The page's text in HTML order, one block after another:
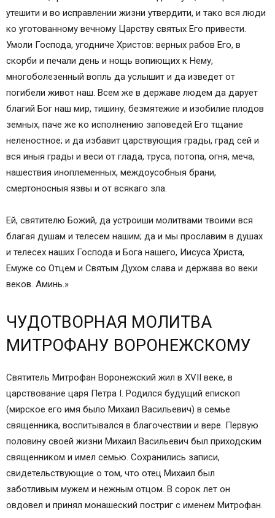
утешити и во исправлении жизни утвердити, и тако вся люди
ко уготованному вечному Царству святых Его привести.
Умоли Господа, угодниче Христов: верных рабов Его, в
скорби и печали день и нощь вопиющих к Нему,
многоболезенный вопль да услышит и да изведет от
погибели живот наш. Всем же в державе людем да дарует
благий Бог наш мир, тишину, безмятежие и изобилие плодов
земных, паче же ко исполнению заповедей Его тщание
неленостное; и да избавит царствующия грады, град сей и
вся иныя грады и веси от глада, труса, потопа, огня, меча,
нашествия иноплеменных, междоусобныя брани,
смертоносныя язвы и от всякаго зла.
Ей, святителю Божий, да устроиши молитвами твоими вся
благая душам и телесем нашим; да и мы прославим в душах
и телесех наших Господа и Бога нашего, Иисуса Христа,
Емуже со Отцем и Святым Духом слава и держава во веки
веков. Аминь.»
ЧУДОТВОРНАЯ МОЛИТВА
МИТРОФАНУ ВОРОНЕЖСКОМУ
Святитель Митрофан Воронежский жил в XVII веке, в
царствование царя Петра І. Родился будущий епископ
(мирское его имя было Михаил Васильевич) в семье
священника, воспитывался в благочествии и вере. Первую
половину своей жизни Михаил Васильевич был приходским
священником и имел семью. Сохранились записи,
свидетельствующие о том, что отец Михаил был
заботливым мужем и нежным отцом. В сорок лет он
овдовел и принял монашеский постриг с именем Митрофан.